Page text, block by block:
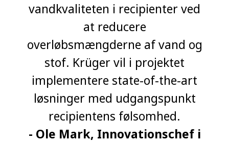
vandkvaliteten i recipienter ved
at reducere
overløbsmængderne af vand og
stof. Krüger vil i projektet
implementere state-of-the-art
løsninger med udgangspunkt
recipientens følsomhed.
- Ole Mark, Innovationschef i